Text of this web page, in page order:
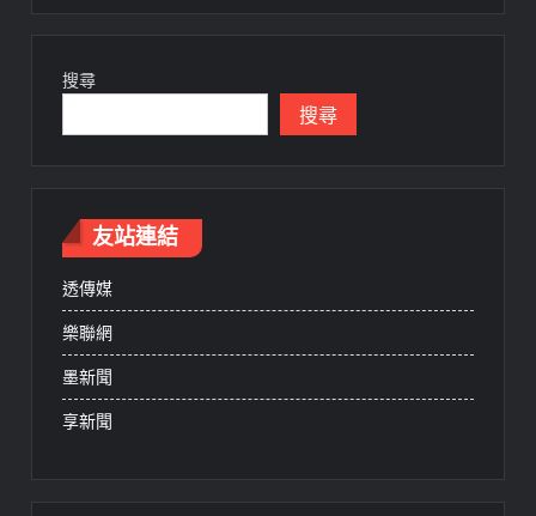
搜尋
搜尋
友站連結
透傳媒
樂聯網
墨新聞
享新聞